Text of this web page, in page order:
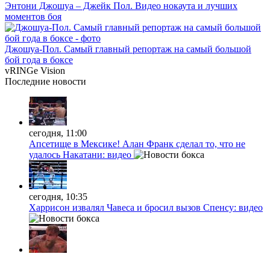
Энтони Джошуа – Джейк Пол. Видео нокаута и лучших
моментов боя
Джошуа-Пол. Самый главный репортаж на самый большой
бой года в боксе
vRINGe Vision
Последние новости
сегодня, 11:00
Апсетище в Мексике! Алан Франк сделал то, что не
удалось Накатани: видео
сегодня, 10:35
Харрисон извалял Чавеса и бросил вызов Спенсу: видео